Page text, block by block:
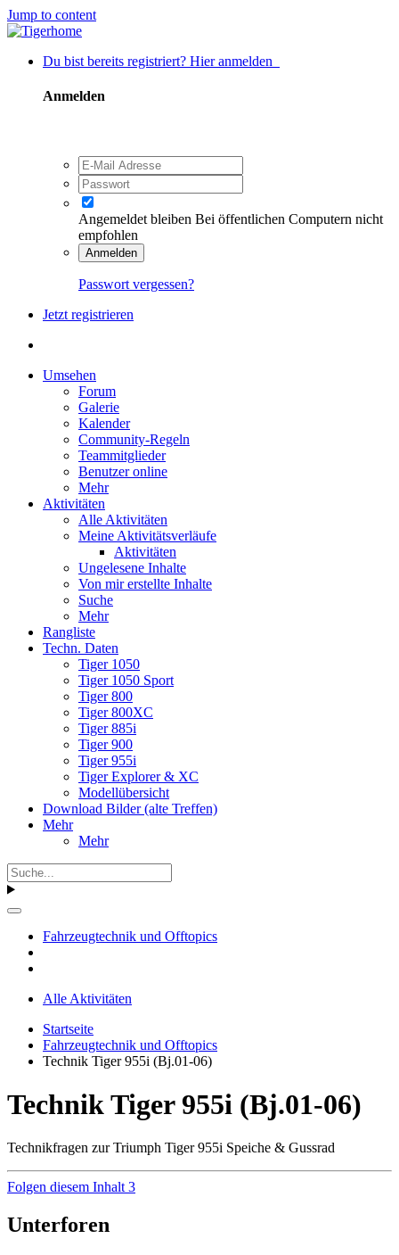
Jump to content
Du bist bereits registriert? Hier anmelden
Anmelden
Angemeldet bleiben Bei öffentlichen Computern nicht
empfohlen
Anmelden
Passwort vergessen?
Jetzt registrieren
Umsehen
Forum
Galerie
Kalender
Community-Regeln
Teammitglieder
Benutzer online
Mehr
Aktivitäten
Alle Aktivitäten
Meine Aktivitätsverläufe
Aktivitäten
Ungelesene Inhalte
Von mir erstellte Inhalte
Suche
Mehr
Rangliste
Techn. Daten
Tiger 1050
Tiger 1050 Sport
Tiger 800
Tiger 800XC
Tiger 885i
Tiger 900
Tiger 955i
Tiger Explorer & XC
Modellübersicht
Download Bilder (alte Treffen)
Mehr
Mehr
Fahrzeugtechnik und Offtopics
Alle Aktivitäten
Startseite
Fahrzeugtechnik und Offtopics
Technik Tiger 955i (Bj.01-06)
Technik Tiger 955i (Bj.01-06)
Technikfragen zur Triumph Tiger 955i Speiche & Gussrad
Folgen diesem Inhalt 3
Unterforen